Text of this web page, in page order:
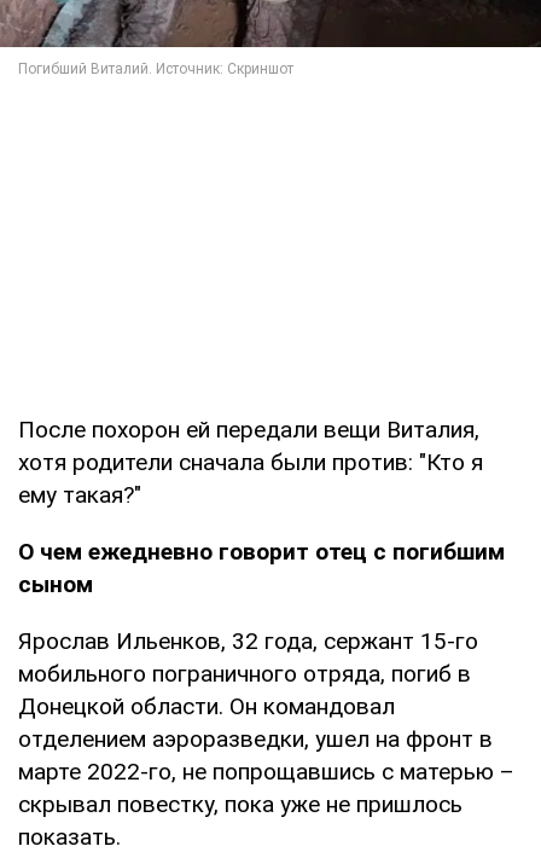
После похорон ей передали вещи Виталия,
хотя родители сначала были против: "Кто я
ему такая?"
О чем ежедневно говорит отец с погибшим
сыном
Ярослав Ильенков, 32 года, сержант 15-го
мобильного пограничного отряда, погиб в
Донецкой области. Он командовал
отделением аэроразведки, ушел на фронт в
марте 2022-го, не попрощавшись с матерью –
скрывал повестку, пока уже не пришлось
показать.